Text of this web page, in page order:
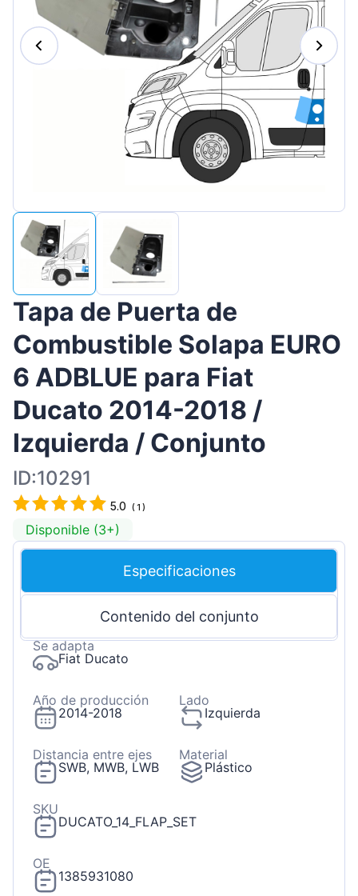
Magyar
Lietuvių
Hrvatski
Português
Slovenian
Latvian
Slovenčina
Tapa de Puerta de
Combustible Solapa EURO
6 ADBLUE para Fiat
Ducato 2014-2018 /
Izquierda / Conjunto
ID:10291
5.0 (1 )
Disponible (3+)
Especificaciones
Contenido del conjunto
Se adapta
Fiat Ducato
Año de producción
2014-2018
Lado
Izquierda
Distancia entre ejes
SWB, MWB, LWB
Material
Plástico
SKU
DUCATO_14_FLAP_SET
OE
1385931080